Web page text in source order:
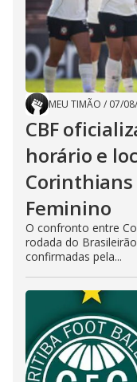
MEU TIMÃO / 07/
CBF
horário e
Feminino
O confronto entre
rodada do
confirmadas pela...